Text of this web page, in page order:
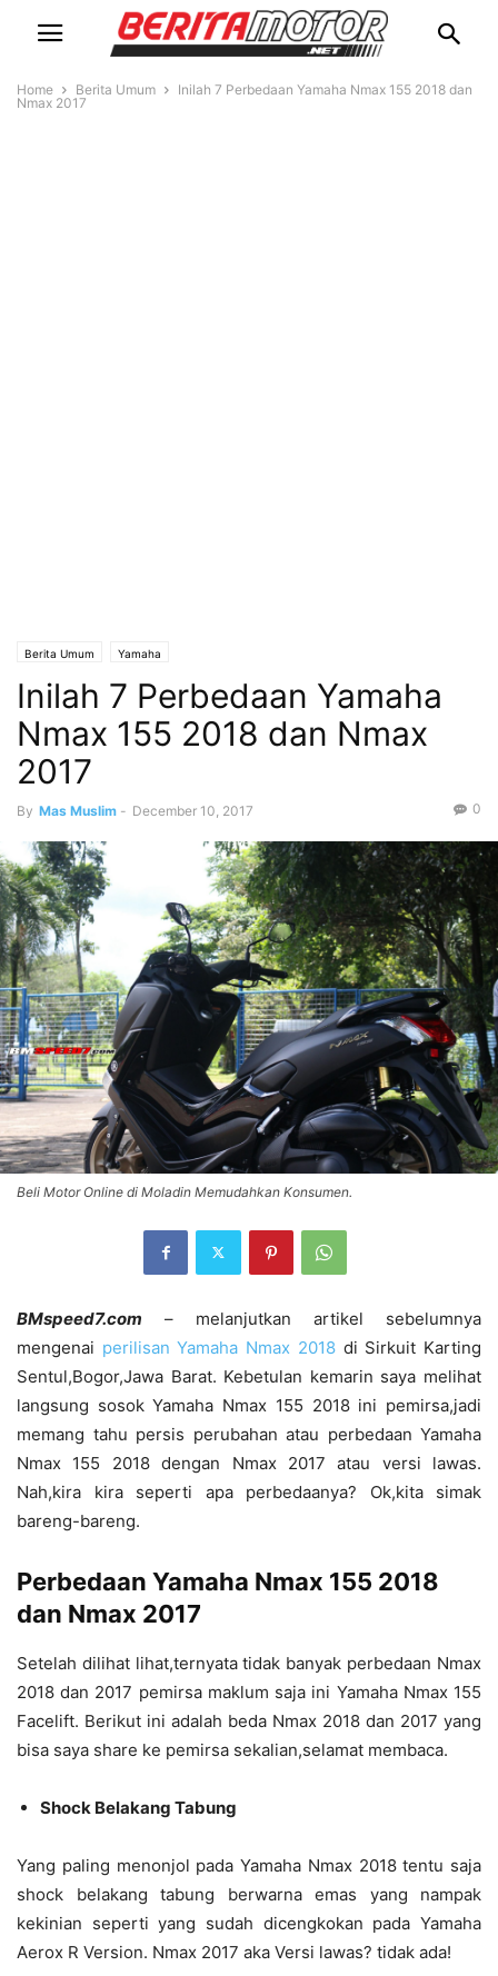
Home Berita Umum
Inilah 7 Perbedaan Yamaha Nmax 155 2018 dan
Nmax 2017
Berita Umum Yamaha
Inilah 7 Perbedaan Yamaha
Nmax 155 2018 dan Nmax
2017
By Mas Muslim - December 10, 2017 0
Beli Motor Online di Moladin Memudahkan Konsumen.
BMspeed7.com – melanjutkan artikel sebelumnya
mengenai perilisan Yamaha Nmax 2018di Sirkuit Karting
Sentul,Bogor,Jawa Barat. Kebetulan kemarin saya melihat
langsung sosok Yamaha Nmax 155 2018 ini pemirsa,jadi
memang tahu persis perubahan atau perbedaan Yamaha
Nmax 155 2018 dengan Nmax 2017 atau versi lawas.
Nah,kira kira seperti apa perbedaanya? Ok,kita simak
bareng-bareng.
Perbedaan Yamaha Nmax 155 2018
dan Nmax 2017
Setelah dilihat lihat,ternyata tidak banyak perbedaan Nmax
2018 dan 2017 pemirsa maklum saja ini Yamaha Nmax 155
Facelift. Berikut ini adalah beda Nmax 2018 dan 2017 yang
bisa saya share ke pemirsa sekalian,selamat membaca.
Shock Belakang Tabung
Yang paling menonjol pada Yamaha Nmax 2018 tentu saja
shock belakang tabung berwarna emas yang nampak
kekinian seperti yang sudah dicengkokan pada Yamaha
Aerox R Version. Nmax 2017 aka Versi lawas? tidak ada!